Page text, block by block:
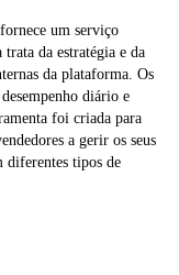
um serviço
da estratégia e da
da plataforma. Os
diário e
foi criada para
a gerir os seus
diferentes tipos de